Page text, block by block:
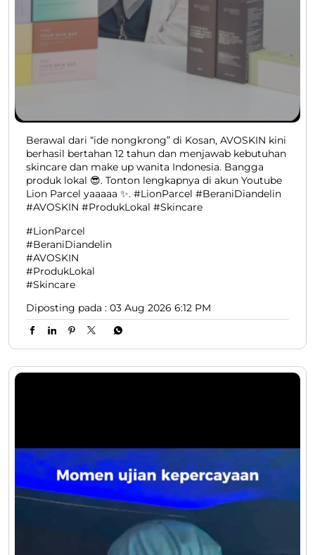
Berawal dari “ide nongkrong” di Kosan, AVOSKIN kini
berhasil bertahan 12 tahun dan menjawab kebutuhan
skincare dan make up wanita Indonesia. Bangga
produk lokal 😎. Tonton lengkapnya di akun Youtube
Lion Parcel yaaaaa ✨. #LionParcel #BeraniDiandelin
#AVOSKIN #ProdukLokal #Skincare
#LionParcel
#BeraniDiandelin
#AVOSKIN
#ProdukLokal
#Skincare
Diposting pada : 03 Aug 2026 6:12 PM